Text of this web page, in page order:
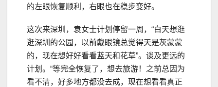
的左眼恢复顺利，右眼也在稳步变好。
这次来深圳，袁女士计划停留一周，“白天想逛
逛深圳的公园，以前戴眼镜总觉得天是灰蒙蒙
的，现在想好好看看蓝天和花草”。谈及更远的
计划。“等完全恢复了，想去旅游！之前总因为
看不清，好多地方都没去成，现在想看看真正